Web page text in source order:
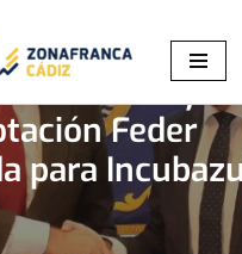
cuenta ya
Feder
para